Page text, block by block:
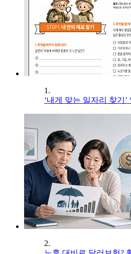
1.
‘내게 맞는 일자리 찾기
2.